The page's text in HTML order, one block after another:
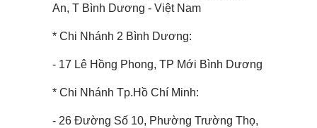
An, T Bình Dương - Việt Nam
* Chi Nhánh 2 Bình Dương:
- 17 Lê Hồng Phong, TP Mới Bình Dương
* Chi Nhánh Tp.Hồ Chí Minh:
- 26 Đường Số 10, Phường Trường Thọ,